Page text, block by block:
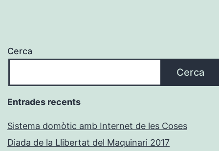
Cerca
Cerca
Entrades recents
Sistema domòtic amb Internet de les Coses
Diada de la Llibertat del Maquinari 2017